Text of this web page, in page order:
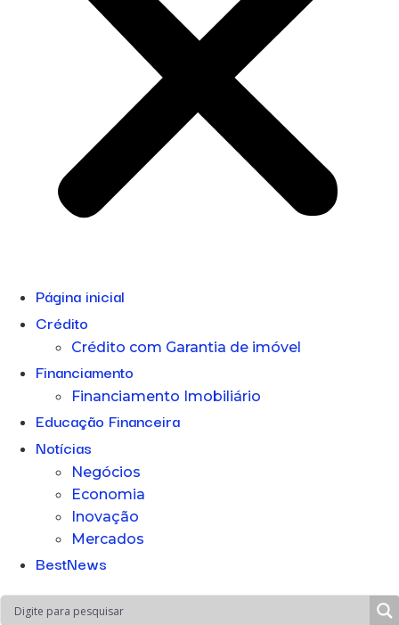
Página inicial
Crédito
Crédito com Garantia de imóvel
Financiamento
Financiamento Imobiliário
Educação Financeira
Notícias
Negócios
Economia
Inovação
Mercados
BestNews